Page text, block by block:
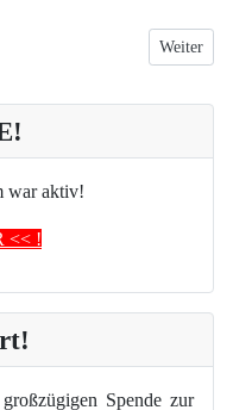
war aktiv!
<< !
Spende zur
Nächster
Weiter